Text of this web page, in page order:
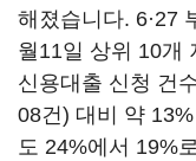
해졌습니다. 6·27
월11일 상위 10개
신용대출 신청 건
08건) 대비 약
도 24%에서 19%